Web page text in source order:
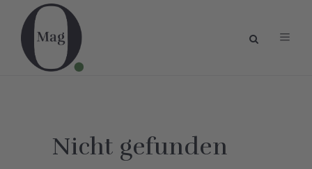
Nicht gefunden